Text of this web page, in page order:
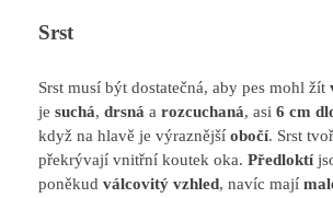
Srst
Srst musí být dostatečná, aby pes mohl žít
je suchá, drsná a rozcuchaná, asi 6 cm
když na hlavě je výraznější obočí. Srst
překrývají vnitřní koutek oka. Předloktí
poněkud válcovitý vzhled, navíc mají